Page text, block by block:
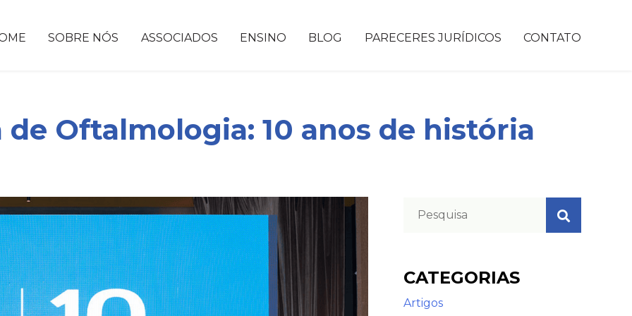
SOBRE NÓS ASSOCIADOS ENSINO BLOG PARECERES JURÍDICOS CONTATO
de Oftalmologia: 10 anos de história
CATEGORIAS
Artigos